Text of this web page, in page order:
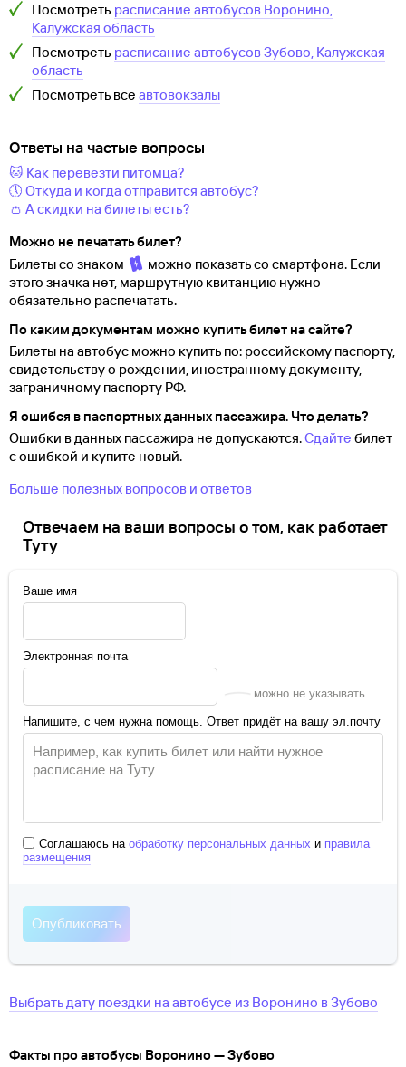
Посмотреть расписание автобусов Воронино,
Калужская область
Посмотреть расписание автобусовЗубово, Калужская
область
Посмотреть все автовокзалы
Ответы на частые вопросы
🐱 Как перевезти питомца?
🕔 Откуда и когда отправится автобус?
👛 А скидки на билеты есть?
Можно не печатать билет?
Билеты со знаком
можно показать со смартфона. Если
этого значка нет, маршрутную квитанцию нужно
обязательно распечатать.
По каким документам можно купить билет на сайте?
Билеты на автобус можно купить по: российскому паспорту,
свидетельству о рождении, иностранному документу,
заграничному паспорту РФ.
Я ошибся в паспортных данных пассажира. Что делать?
Ошибки в данных пассажира не допускаются.Сдайте билет
с ошибкой и купите новый.
Больше полезных вопросов и ответов
Отвечаем на ваши вопросы о том, как работает
Туту
Ваше имя
Электронная почта
можно не указывать
Напишите, с чем нужна помощь. Ответ придёт на вашу эл.почту
Соглашаюсь на обработку персональных данных и правила
размещения
Выбрать дату поездки на автобусе из Воронино вЗубово
Факты про автобусы Воронино — Зубово